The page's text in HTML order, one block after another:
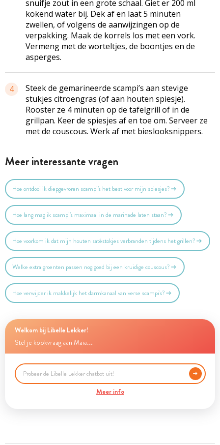
snuifje zout in een grote schaal. Giet er 200 ml
kokend water bij. Dek af en laat 5 minuten
zwellen, of volgens de aanwijzingen op de
verpakking. Maak de korrels los met een vork.
Vermeng met de worteltjes, de boontjes en de
asperges.
4
Steek de gemarineerde scampi’s aan stevige
stukjes citroengras (of aan houten spiesje).
Rooster ze 4 minuten op de tafelgrill of in de
grillpan. Keer de spiesjes af en toe om. Serveer ze
met de couscous. Werk af met bieslooksnippers.
Meer interessante vragen
Hoe ontdooi ik diepgevroren scampi's het best voor mijn spiesjes?
Hoe lang mag ik scampi's maximaal in de marinade laten staan?
Hoe voorkom ik dat mijn houten satéstokjes verbranden tijdens het grillen?
Welke extra groenten passen nog goed bij een kruidige couscous?
Hoe verwijder ik makkelijk het darmkanaal van verse scampi's?
Welkom bij Libelle Lekker!
Stel je kookvraag aan Maia...
Meer info